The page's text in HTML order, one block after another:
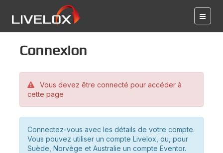
Connexion
Vous devez être connecté pour accéder à
cette page
Connectez-vous avec les détails de votre compte.
Vous pouvez utiliser un compte Livelox, ou, pour
Suède, Norvège et Australie un compte Eventor.